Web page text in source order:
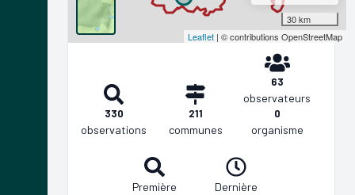
30 km
Leaflet | © contributions OpenStreetMap
330
observations
211
communes
63
observateurs
0
organisme
Première
Dernière